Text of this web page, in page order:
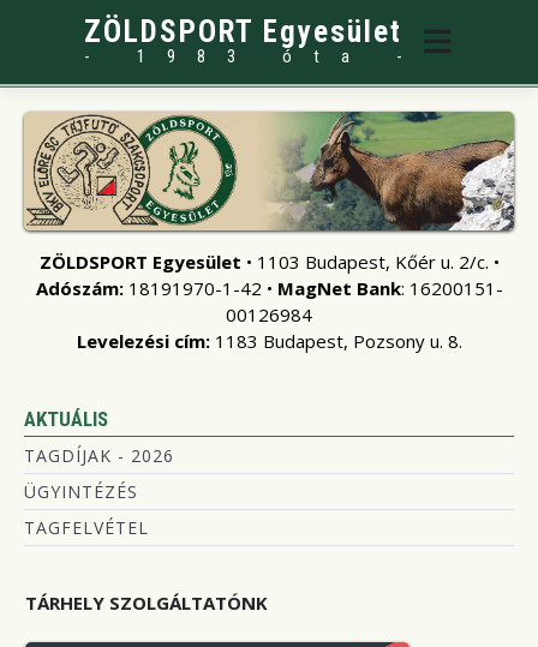
ZÖLDSPORT Egyesület
- 1983 óta -
ZÖLDSPORT Egyesület • 1103 Budapest, Kőér u. 2/c. •
Adószám:18191970-1-42 • MagNet Bank: 16200151-
00126984
Levelezési cím:1183 Budapest, Pozsony u. 8.
AKTUÁLIS
TAGDÍJAK - 2026
ÜGYINTÉZÉS
TAGFELVÉTEL
TÁRHELY SZOLGÁLTATÓNK